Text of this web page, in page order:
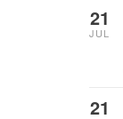
21
JUL
21